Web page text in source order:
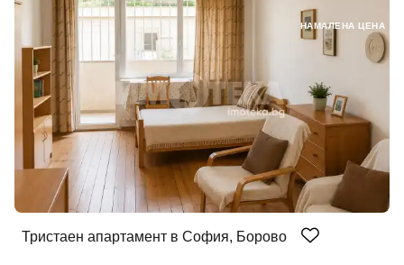
Тристаен апартамент в София, Борово
НАМАЛЕНА ЦЕНА